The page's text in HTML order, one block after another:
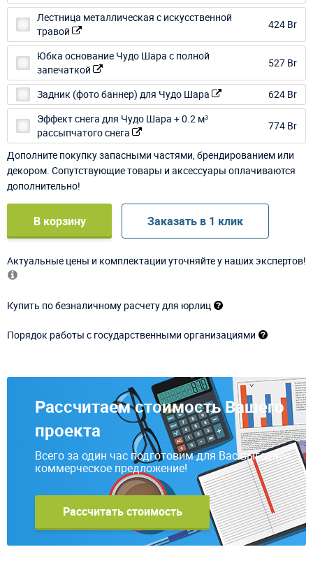
Лестница металлическая с искусственной
травой
424 Br
Юбка основание Чудо Шара с полной
запечаткой
527 Br
Задник (фото баннер) для Чудо Шара
624 Br
Эффект снега для Чудо Шара + 0.2 м³
рассыпчатого снега
774 Br
Дополните покупку запасными частями, брендированием или
декором. Сопутствующие товары и аксессуары оплачиваются
дополнительно!
В корзину Заказать в 1 клик
Актуальные цены и комплектации уточняйте у наших экспертов!
Купить по безналичному расчету для юрлиц
Порядок работы с государственными организациями
Рассчитаем стоимость Вашего
проекта
Всего за один час подготовим для Вас выгодное
коммерческое предложение!
Рассчитать стоимость